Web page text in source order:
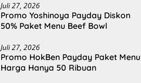
Juli 27, 2026
Promo Yoshinoya Payday Diskon
50% Paket Menu Beef Bowl
Juli 27, 2026
Promo HokBen Payday Paket Menu
Harga Hanya 50 Ribuan